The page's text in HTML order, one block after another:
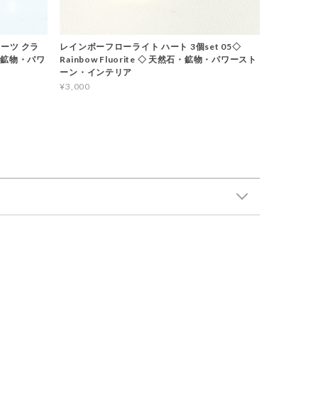
ツ クラ
物・パワ
レインボーフローライト ハート 3個set 05◇
Rainbow Fluorite ◇ 天然石・鉱物・パワースト
ーン・インテリア
¥3,000